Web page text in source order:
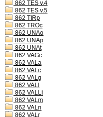
862 TES v.4
862 TES v.5
862 TIRp
862 TROc
862 UNAo
862 UNAp
862 UNAt
862 VAGc
862 VALa
862 VALc
862 VALg
862 VALl
862 VALLi
862 VALm
862 VALn
862 VALr